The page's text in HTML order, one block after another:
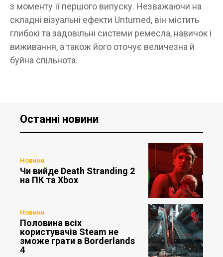
з моменту її першого випуску. Незважаючи на
складні візуальні ефекти Unturned, він містить
глибокі та задовільні системи ремесла, навичок і
виживання, а також його оточує величезна й
буйна спільнота.
Останні новини
Новини
Чи вийде Death Stranding 2
на ПК та Xbox
Новини
Половина всіх
користувачів Steam не
зможе грати в Borderlands
4